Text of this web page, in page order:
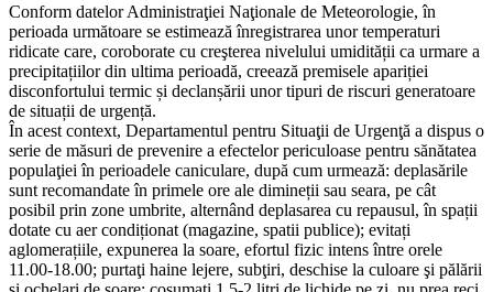
Conform datelor Administraţiei Naţionale de Meteorologie, în
perioada următoare se estimează înregistrarea unor temperaturi
ridicate care, coroborate cu creşterea nivelului umidității ca urmare a
precipitațiilor din ultima perioadă, creează premisele apariției
disconfortului termic și declanșării unor tipuri de riscuri generatoare
de situații de urgență.
În acest context, Departamentul pentru Situaţii de Urgenţă a dispus o
serie de măsuri de prevenire a efectelor periculoase pentru sănătatea
populaţiei în perioadele caniculare, după cum urmează: deplasările
sunt recomandate în primele ore ale dimineții sau seara, pe cât
posibil prin zone umbrite, alternând deplasarea cu repausul, în spații
dotate cu aer condiționat (magazine, spatii publice); evitați
aglomerațiile, expunerea la soare, efortul fizic intens între orele
11.00-18.00; purtaţi haine lejere, subţiri, deschise la culoare şi pălării